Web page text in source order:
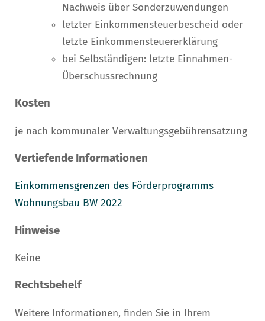
Nachweis über Sonderzuwendungen
letzter Einkommensteuerbescheid oder
letzte Einkommensteuererklärung
bei Selbständigen: letzte Einnahmen-
Überschussrechnung
Kosten
je nach kommunaler Verwaltungsgebührensatzung
Vertiefende Informationen
Einkommensgrenzen des Förderprogramms
Wohnungsbau BW 2022
Hinweise
Keine
Rechtsbehelf
Weitere Informationen, finden Sie in Ihrem